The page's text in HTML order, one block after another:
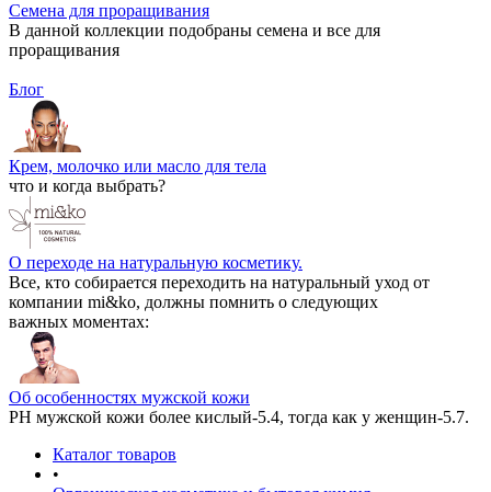
Семена для проращивания
В данной коллекции подобраны семена и все для
проращивания
Блог
Крем, молочко или масло для тела
что и когда выбрать?
О переходе на натуральную косметику.
Все, кто собирается переходить на натуральный уход от
компании mi&ko, должны помнить о следующих
важных моментах:
Об особенностях мужской кожи
РН мужской кожи более кислый-5.4, тогда как у женщин-5.7.
Каталог товаров
•